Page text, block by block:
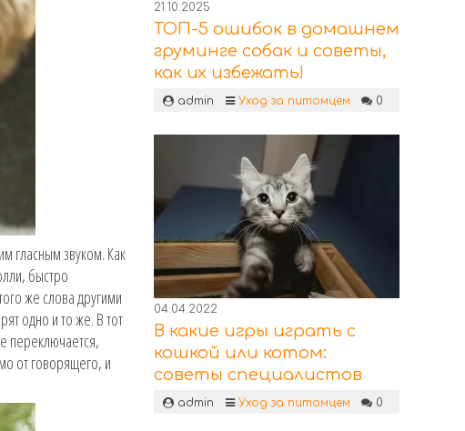
гласным звуком. Как
быстро
же слова другими
одно и то же. В тот
переключается,
от говорящего, и
21.10.2025
ТОП-5 ошибок в домашнем
груминге собак и советы,
как их избежать!
admin Уход за питомцем 0
04.04.2022
В какие игры играть с
кошкой или котом:
советы специалистов
admin Уход за питомцем 0